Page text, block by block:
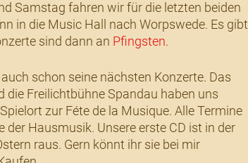
Samstag fahren wir für die letzten beiden
in die Music Hall nach Worpswede. Es gibt
sind dann an Pfingsten.
schon seine nächsten Konzerte. Das
Freilichtbühne Spandau haben uns
zur Féte de la Musique. Alle Termine
der Hausmusik. Unsere erste CD ist in der
raus. Gern könnt ihr sie bei mir